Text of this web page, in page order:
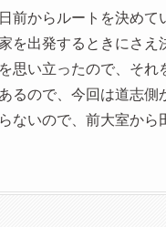
前からルートを決め
を出発するときにさ
思い立ったので、そ
るので、今回は道志
ないので、前大室か